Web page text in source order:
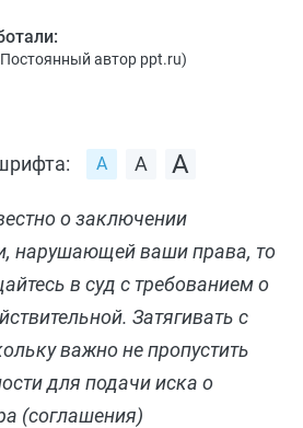
Постоянный автор ppt.ru)
о заключении
нарушающей ваши права, то
в суд с требованием о
Затягивать с
важно не пропустить
для подачи иска о
(соглашения)